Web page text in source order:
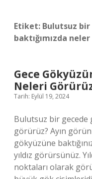
Etiket: Bulutsuz
baktığımızda
Gece
Neleri
Tarih: Eylül 19, 2024
Bulutsuz bir gecede
görürüz? Ayın
gökyüzüne
yıldız görürsünüz.
noktaları olarak